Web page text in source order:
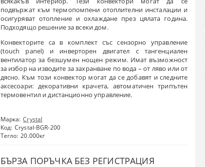
подвържат към термопомпени отоплителни инсталации и
осигуряват отопление и охлаждане през цялата година.
Подходящо решение за всеки дом.
Конвекторите са в комплект със сензорно управление
(touch panel) и инверторен двигател с тангенциален
вентилатор за безшумен нощен режим. Имат възможност
за избор на изводите за захранване по вода – от ляво или от
дясно. Към този конвектор могат да се добавят и следните
аксесоари: декоративни крачета, автоматичен трипътен
термовентил и дистанционно управление.
Марка: Crystal
Код: Crystal-BGR-200
Тегло: 20.000кг
БЪРЗА ПОРЪЧКА БЕЗ РЕГИСТРАЦИЯ